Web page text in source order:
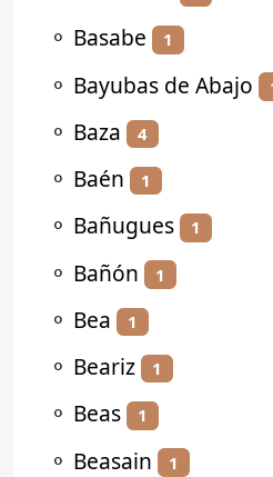
⚬ Basabe 1
⚬ Bayubas de Abajo
⚬ Baza 4
⚬ Baén 1
⚬ Bañugues 1
⚬ Bañón 1
⚬ Bea 1
⚬ Beariz 1
⚬ Beas 1
⚬ Beasain 1